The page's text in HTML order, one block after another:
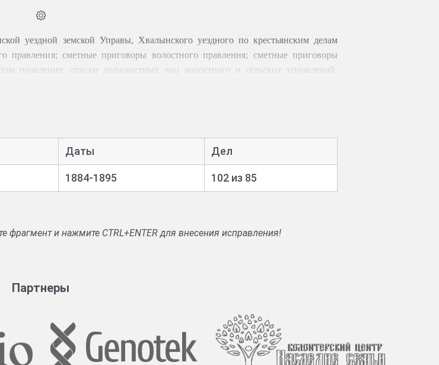
уездной земской Управы, Хвалынского уездного по крестьянским делам
правления; сметные приговоры волостного правления; сметные приговоры
правления; списки должностных лиц волостного и сельских управлений;
Даты Дел
1884-1895 102 из 85
и нажмите CTRL+ENTER для внесения исправления!
Партнеры